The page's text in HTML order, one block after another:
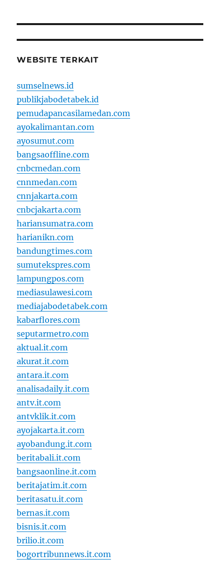
WEBSITE TERKAIT
sumselnews.id
publikjabodetabek.id
pemudapancasilamedan.com
ayokalimantan.com
ayosumut.com
bangsaoffline.com
cnbcmedan.com
cnnmedan.com
cnnjakarta.com
cnbcjakarta.com
hariansumatra.com
harianikn.com
bandungtimes.com
sumutekspres.com
lampungpos.com
mediasulawesi.com
mediajabodetabek.com
kabarflores.com
seputarmetro.com
aktual.it.com
akurat.it.com
antara.it.com
analisadaily.it.com
antv.it.com
antvklik.it.com
ayojakarta.it.com
ayobandung.it.com
beritabali.it.com
bangsaonline.it.com
beritajatim.it.com
beritasatu.it.com
bernas.it.com
bisnis.it.com
brilio.it.com
bogortribunnews.it.com